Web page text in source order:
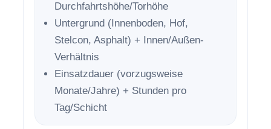
Durchfahrtshöhe/Torhöhe
Untergrund (Innenboden, Hof,
Stelcon, Asphalt) + Innen/Außen-
Verhältnis
Einsatzdauer (vorzugsweise
Monate/Jahre) + Stunden pro
Tag/Schicht